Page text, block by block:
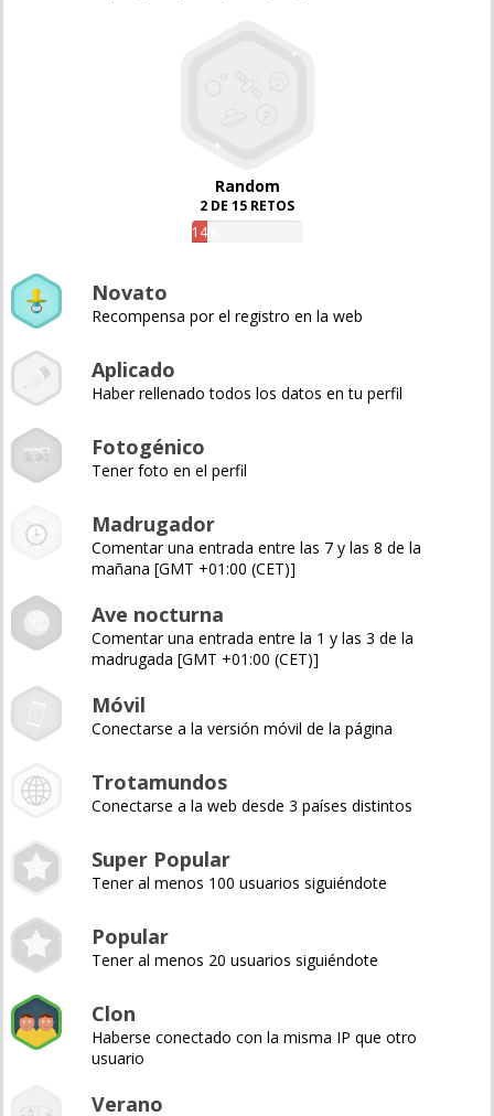
Random
2 DE 15 RETOS
14%
Novato
Recompensa por el registro en la web
Aplicado
Haber rellenado todos los datos en tu perfil
Fotogénico
Tener foto en el perfil
Madrugador
Comentar una entrada entre las 7 y las 8 de la
mañana [GMT +01:00 (CET)]
Ave nocturna
Comentar una entrada entre la 1 y las 3 de la
madrugada [GMT +01:00 (CET)]
Móvil
Conectarse a la versión móvil de la página
Trotamundos
Conectarse a la web desde 3 países distintos
Super Popular
Tener al menos 100 usuarios siguiéndote
Popular
Tener al menos 20 usuarios siguiéndote
Clon
Haberse conectado con la misma IP que otro
usuario
Verano